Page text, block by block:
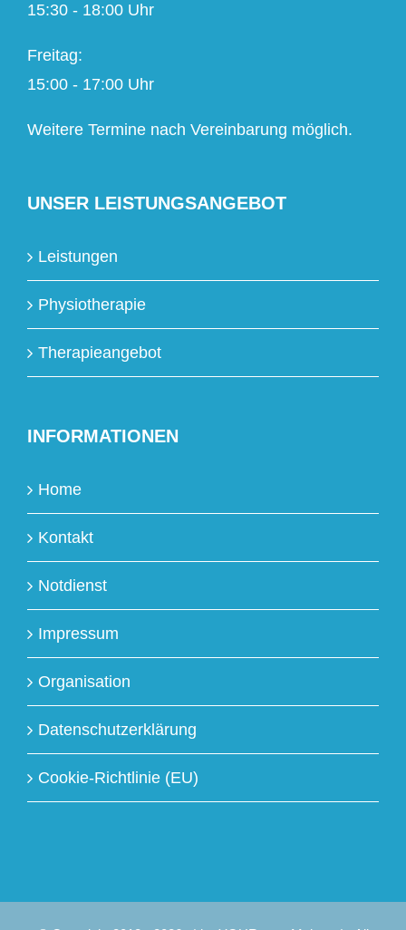
15:30 - 18:00 Uhr
Freitag:
15:00 - 17:00 Uhr
Weitere Termine nach Vereinbarung möglich.
UNSER LEISTUNGSANGEBOT
Leistungen
Physiotherapie
Therapieangebot
INFORMATIONEN
Home
Kontakt
Notdienst
Impressum
Organisation
Datenschutzerklärung
Cookie-Richtlinie (EU)